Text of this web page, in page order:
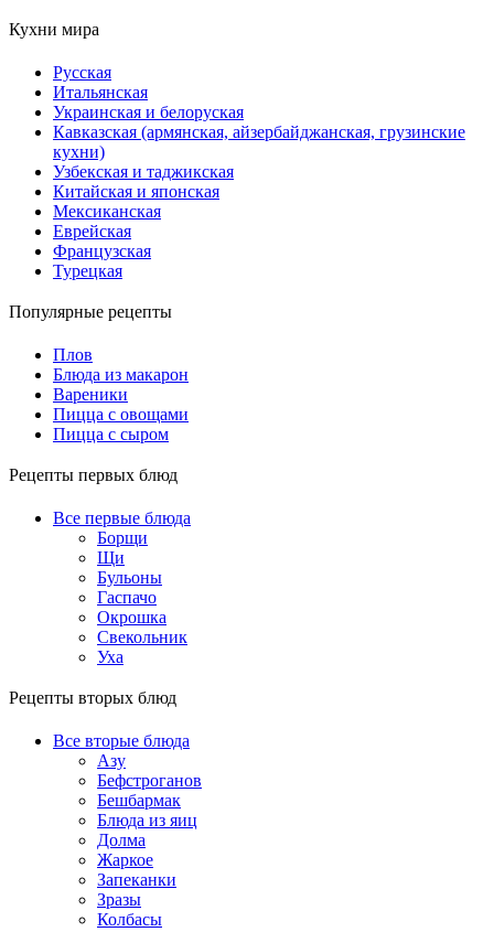
Кухни мира
Русская
Итальянская
Украинская и белоруская
Кавказская (армянская, айзербайджанская, грузинские
кухни)
Узбекская и таджикская
Китайская и японская
Мексиканская
Еврейская
Французская
Турецкая
Популярные рецепты
Плов
Блюда из макарон
Вареники
Пицца с овощами
Пицца с сыром
Рецепты первых блюд
Все первые блюда
Борщи
Щи
Бульоны
Гаспачо
Окрошка
Свекольник
Уха
Рецепты вторых блюд
Все вторые блюда
Азу
Бефстроганов
Бешбармак
Блюда из яиц
Долма
Жаркое
Запеканки
Зразы
Колбасы